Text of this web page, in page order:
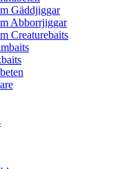
Gäddjiggar
Abborrjiggar
Creaturebaits